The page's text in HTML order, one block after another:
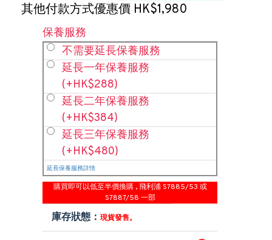
其他付款方式優惠價 HK$1,980
保養服務
不需要延長保養服務
延長一年保養服務
(+HK$288)
延長二年保養服務
(+HK$384)
延長三年保養服務
(+HK$480)
延長保養服務詳情
購買即可以低至半價換購 , 飛利浦 S7885/53 或
S7887/58 一部
庫存狀態： 現貨發售。